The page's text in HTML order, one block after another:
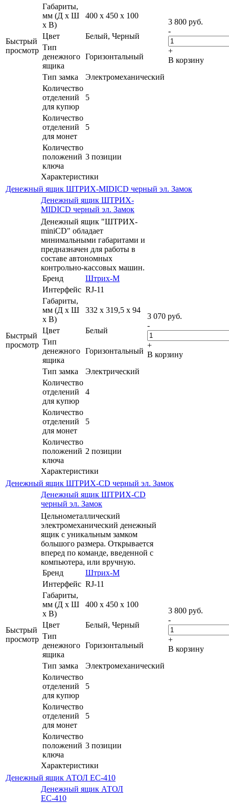
Быстрый
просмотр
Габариты,
мм (Д x Ш
x В)
400 x 450 x 100
Цвет
Белый, Черный
Тип
денежного
ящика
Горизонтальный
Тип замка
Электромеханический
Количество
отделений
для купюр
5
Количество
отделений
для монет
5
Количество
положений
ключа
3 позиции
Характеристики
3 800 руб.
-
+
В корзину
Денежный ящик ШТРИХ-MIDICD черный эл. Замок
Быстрый
просмотр
Денежный ящик ШТРИХ-
MIDICD черный эл. Замок
Денежный ящик "ШТРИХ-
miniCD" обладает
минимальными габаритами и
предназначен для работы в
составе автономных
контрольно-кассовых машин.
Бренд
Штрих-М
Интерфейс RJ-11
Габариты,
мм (Д x Ш
x В)
332 x 319,5 x 94
Цвет
Белый
Тип
денежного
ящика
Горизонтальный
Тип замка
Электрический
Количество
отделений
для купюр
4
Количество
отделений
для монет
5
Количество
положений
ключа
2 позиции
Характеристики
3 070 руб.
-
+
В корзину
Денежный ящик ШТРИХ-CD черный эл. Замок
Быстрый
просмотр
Денежный ящик ШТРИХ-CD
черный эл. Замок
Цельнометаллический
электромеханический денежный
ящик с уникальным замком
большого размера. Открывается
вперед по команде, введенной с
компьютера, или вручную.
Бренд
Штрих-М
Интерфейс RJ-11
Габариты,
мм (Д x Ш
x В)
400 x 450 x 100
Цвет
Белый, Черный
Тип
денежного
ящика
Горизонтальный
Тип замка
Электромеханический
Количество
отделений
для купюр
5
Количество
отделений
для монет
5
Количество
положений
ключа
3 позиции
Характеристики
3 800 руб.
-
+
В корзину
Денежный ящик АТОЛ EC-410
Денежный ящик АТОЛ
EC-410